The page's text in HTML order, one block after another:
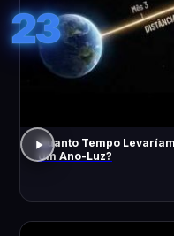
23
Quanto Tempo
Um Ano-Luz?